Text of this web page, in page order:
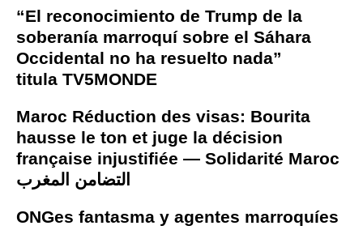
“El reconocimiento de Trump de la
soberanía marroquí sobre el Sáhara
Occidental no ha resuelto nada”
titula TV5MONDE
Maroc Réduction des visas: Bourita
hausse le ton et juge la décision
française injustifiée — Solidarité Maroc
التضامن المغرب
ONGes fantasma y agentes marroquíes